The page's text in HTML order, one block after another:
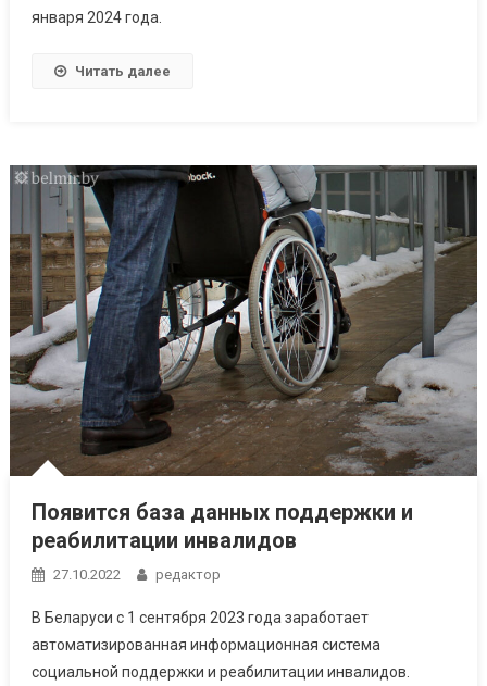
января 2024 года.
Читать далее
Появится база данных поддержки и
реабилитации инвалидов
27.10.2022 редактор
В Беларуси с 1 сентября 2023 года заработает
автоматизированная информационная система
социальной поддержки и реабилитации инвалидов.